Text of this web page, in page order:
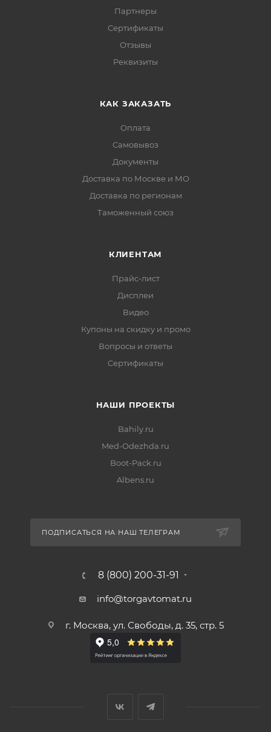
Партнеры
Сертификаты
Отзывы
Реквизиты
КАК ЗАКАЗАТЬ
Оплата
Самовывоз
Документы
Доставка по Москве и МО
Доставка по регионам
Таможенный союз
КЛИЕНТАМ
Прайс-лист
Дисплеи
Видео
Купоны на скидку и промо
Вопросы и ответы
Сертификаты
НАШИ ПРОЕКТЫ
Bahily.ru
Med-Odezhda.ru
Boot-Pack.ru
Albens.ru
ПОДПИСАТЬСЯ НА НАШ ТЕЛЕГРАМ
8 (800) 200-31-91
info@torgavtomat.ru
г. Москва, ул. Свободы, д. 35, стр. 5